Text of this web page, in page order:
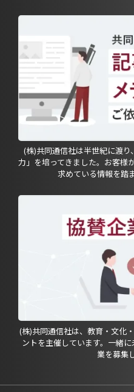
(株)共同通信社は半世紀に渡
力」を培ってきました。お客様
求めている情報を踏
(株)共同通信社は、教育・文化
ントを主催しています。一緒
業を募集